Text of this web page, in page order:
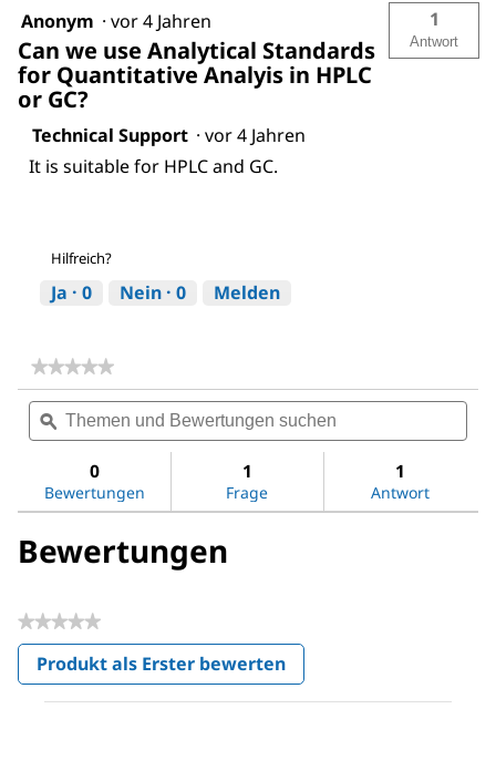
Anonym · vor 4 Jahren
Can we use Analytical Standards
for Quantitative Analyis in HPLC
or GC?
1
Antwort
Technical Support · vor 4 Jahren
It is suitable for HPLC and GC.
Hilfreich?
Ja · 0 Nein · 0 Melden
★★★★★
★★★★★
Beurteilungswert
für
Acetic
Themen
und
Bewertungen
ϙ
0
Bewertungen
1
Frage
1
Antwort
Bewertungen
★★★★★
Kein
Beurteilungswert
Produkt als Erster bewerten
.
Mit